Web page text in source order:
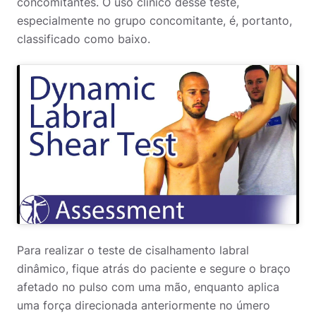
especialmente no grupo concomitante, é, portanto,
classificado como baixo.
Para realizar o teste de cisalhamento labral
dinâmico, fique atrás do paciente e segure o braço
afetado no pulso com uma mão, enquanto aplica
uma força direcionada anteriormente no úmero